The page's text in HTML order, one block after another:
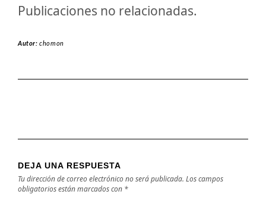
Publicaciones no relacionadas.
Autor:chomon
DEJA UNA RESPUESTA
Tu dirección de correo electrónico no será publicada. Los campos
obligatorios están marcados con *